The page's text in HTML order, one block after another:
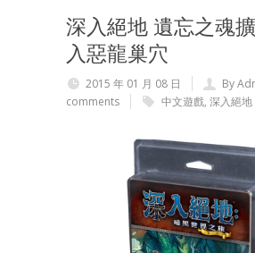
深入絕地 遺忘之魂
入惡龍巢穴
2015 年 01 月 08 日 By
comments
中文遊戲, 深入絕地